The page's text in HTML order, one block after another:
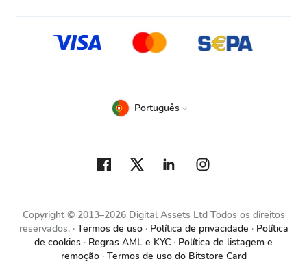
Copyright © 2013–2026 Digital Assets Ltd Todos os direitos
reservados.
Termos de uso Política de privacidade
Política
de cookies
Regras AML e KYC
Política de listagem e
remoção
Termos de uso do Bitstore Card
Português